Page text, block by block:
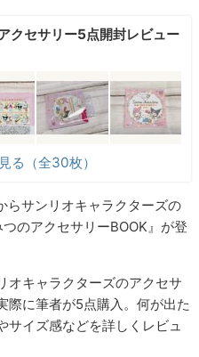
クセサリー5点開封レビュー
る（全30枚）
らサンリオキャラクターズの
のアクセサリーBOOK』が登
オキャラクターズのアクセサ
際に筆者が5点購入。何が出た
サイズ感などを詳しくレビュ